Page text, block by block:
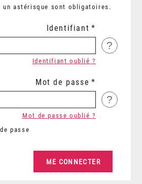
un astérisque sont obligatoires.
Identifiant
?
Identifiant oublié ?
Mot de passe
?
passe
Mot de passe oublié ?